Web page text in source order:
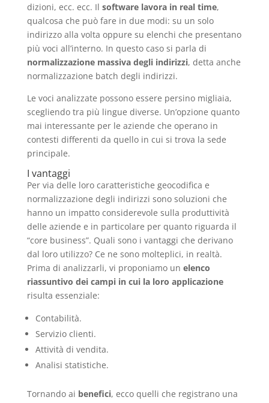
dizioni, ecc. ecc. Il software lavora in real time,
qualcosa che può fare in due modi: su un solo
indirizzo alla volta oppure su elenchi che presentano
più voci all’interno. In questo caso si parla di
normalizzazione massiva degli indirizzi, detta anche
normalizzazione batch degli indirizzi.
Le voci analizzate possono essere persino migliaia,
scegliendo tra più lingue diverse. Un’opzione quanto
mai interessante per le aziende che operano in
contesti differenti da quello in cui si trova la sede
principale.
I vantaggi
Per via delle loro caratteristiche geocodifica e
normalizzazione degli indirizzi sono soluzioni che
hanno un impatto considerevole sulla produttività
delle aziende e in particolare per quanto riguarda il
“core business”. Quali sono i vantaggi che derivano
dal loro utilizzo? Ce ne sono molteplici, in realtà.
Prima di analizzarli, vi proponiamo un elenco
riassuntivo dei campi in cui la loro applicazione
risulta essenziale:
Contabilità.
Servizio clienti.
Attività di vendita.
Analisi statistiche.
Tornando ai benefici, ecco quelli che registrano una